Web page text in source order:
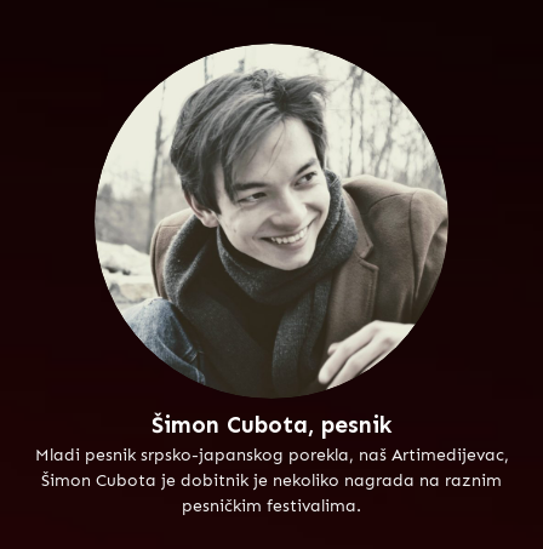
Šimon Cubota, pesnik
Mladi pesnik srpsko-japanskog porekla, naš Artimedijevac,
Šimon Cubota je dobitnik je nekoliko nagrada na raznim
pesničkim festivalima.